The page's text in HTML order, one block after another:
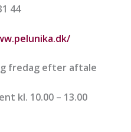
44
fredag efter aftale
kl. 10.00 – 13.00